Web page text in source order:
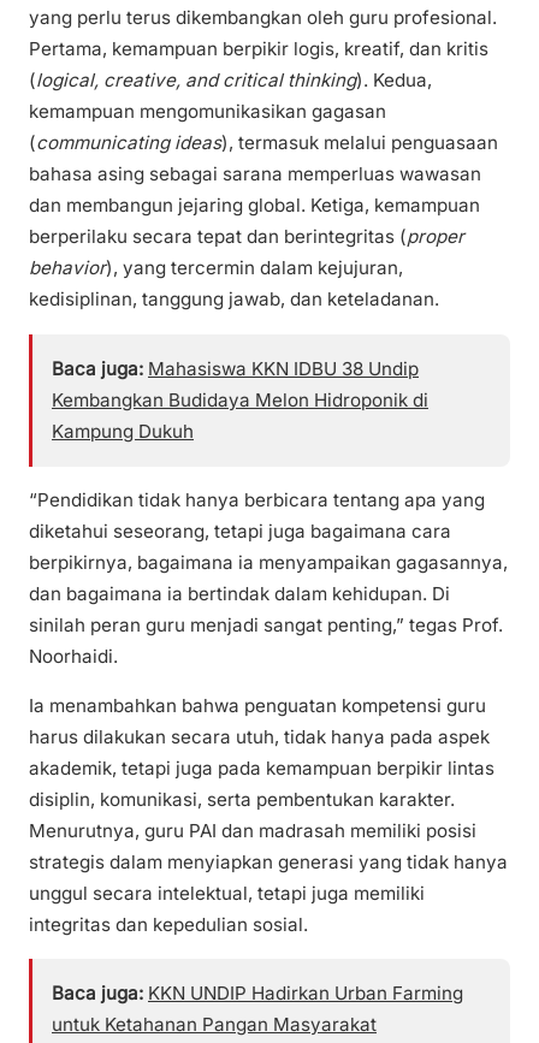
yang perlu terus dikembangkan oleh guru profesional.
Pertama, kemampuan berpikir logis, kreatif, dan kritis
(logical, creative, and critical thinking). Kedua,
kemampuan mengomunikasikan gagasan
(communicating ideas), termasuk melalui penguasaan
bahasa asing sebagai sarana memperluas wawasan
dan membangun jejaring global. Ketiga, kemampuan
berperilaku secara tepat dan berintegritas (proper
behavior), yang tercermin dalam kejujuran,
kedisiplinan, tanggung jawab, dan keteladanan.
Baca juga: Mahasiswa KKN IDBU 38 Undip
Kembangkan Budidaya Melon Hidroponik di
Kampung Dukuh
“Pendidikan tidak hanya berbicara tentang apa yang
diketahui seseorang, tetapi juga bagaimana cara
berpikirnya, bagaimana ia menyampaikan gagasannya,
dan bagaimana ia bertindak dalam kehidupan. Di
sinilah peran guru menjadi sangat penting,” tegas Prof.
Noorhaidi.
Ia menambahkan bahwa penguatan kompetensi guru
harus dilakukan secara utuh, tidak hanya pada aspek
akademik, tetapi juga pada kemampuan berpikir lintas
disiplin, komunikasi, serta pembentukan karakter.
Menurutnya, guru PAI dan madrasah memiliki posisi
strategis dalam menyiapkan generasi yang tidak hanya
unggul secara intelektual, tetapi juga memiliki
integritas dan kepedulian sosial.
Baca juga: KKN UNDIP Hadirkan Urban Farming
untuk Ketahanan Pangan Masyarakat